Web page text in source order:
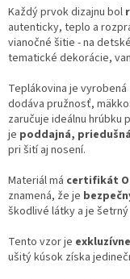
Každý prvok dizajnu bol
autenticky, teplo a
vianočné šitie - na
tematické dekorácie,
Teplákovina je vyrobená
dodáva pružnosť,
zaručuje ideálnu hrúbku
je poddajná,
pri šití aj nosení.
Materiál má certifikát
znamená, že je
škodlivé látky a je
Tento vzor je
ušitý kúsok získa